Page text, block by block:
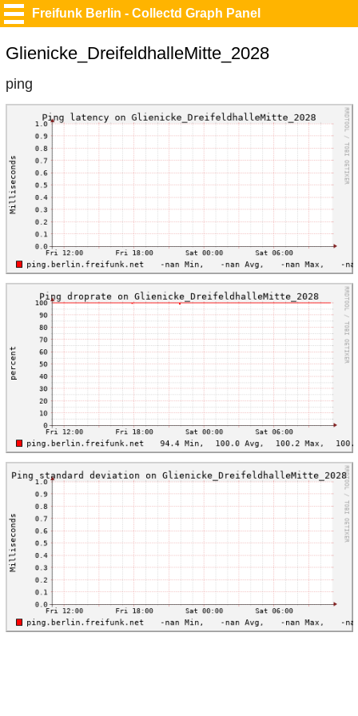
Freifunk Berlin - Collectd Graph Panel
Glienicke_DreifeldhalleMitte_2028
ping